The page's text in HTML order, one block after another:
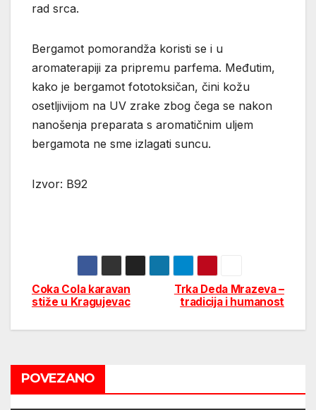
rad srca.
Bergamot pomorandža koristi se i u
aromaterapiji za pripremu parfema. Međutim,
kako je bergamot fototoksičan, čini kožu
osetljivijom na UV zrake zbog čega se nakon
nanošenja preparata s aromatičnim uljem
bergamota ne sme izlagati suncu.
Izvor: B92
Post
navigation
Trka Deda Mrazeva –
tradicija i humanost
Coka Cola karavan
stiže u Kragujevac
POVEZANO